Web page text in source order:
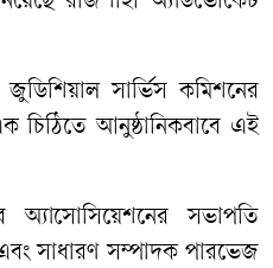
সার্ভিস কমিশনের
চিঠিতে আনুষ্ঠানিকবাবে এই
অ্যাসোসিয়েশনের সভাপতি
সাধারণ সম্পাদক পারভেজ